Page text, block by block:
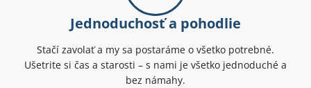
Jednoduchosť a pohodlie
Stačí zavolať a my sa postaráme o všetko potrebné.
Ušetrite si čas a starosti – s nami je všetko jednoduché a
bez námahy.